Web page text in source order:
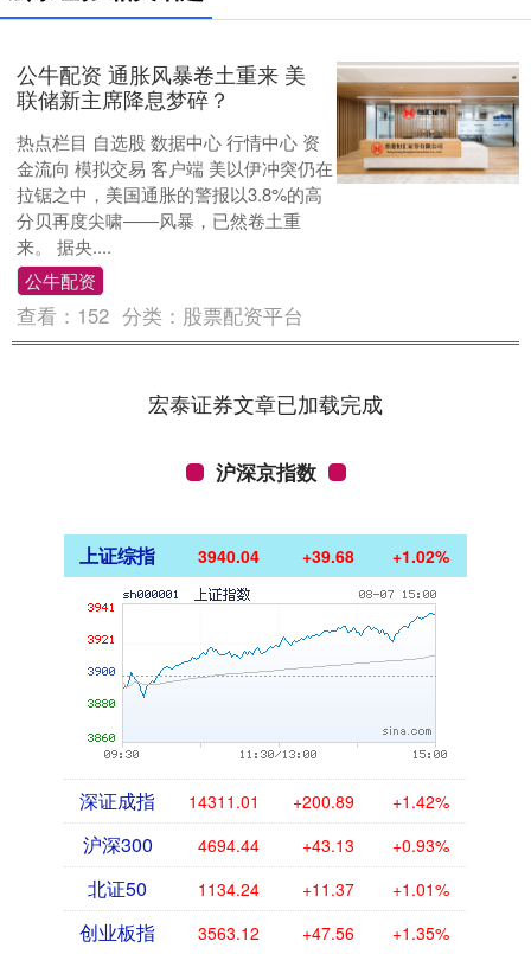
公牛配资 通胀风暴卷土重来 美
联储新主席降息梦碎？
热点栏目 自选股 数据中心 行情中心 资
金流向 模拟交易 客户端 美以伊冲突仍在
拉锯之中，美国通胀的警报以3.8%的高
分贝再度尖啸——风暴，已然卷土重
来。 据央....
公牛配资
查看： 152 分类： 股票配资平台
宏泰证券文章已加载完成
沪深京指数
上证综指 3940.04 +39.68 +1.02%
深证成指 14311.01 +200.89 +1.42%
沪深300 4694.44 +43.13 +0.93%
北证50 1134.24 +11.37 +1.01%
创业板指 3563.12 +47.56 +1.35%